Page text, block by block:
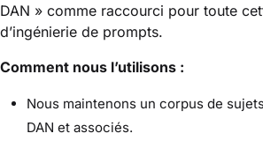
DAN » comme raccourci pour toute
d’ingénierie de prompts.
Comment nous l’utilisons :
Nous maintenons un corpus de
DAN et associés.